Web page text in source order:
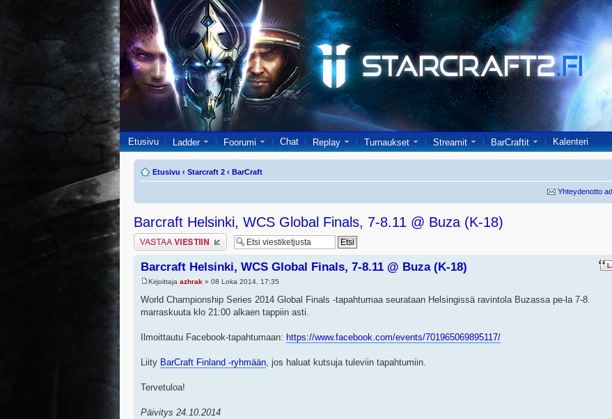
Etusivu Ladder Foorumi Chat Replay Turnaukset Streamit BarCraftit Kalenteri
Etusivu ‹ Starcraft 2 ‹ BarCraft
Yhteydenotto
Barcraft Helsinki, WCS Global Finals, 7-8.11 @ Buza (K-18)
Lähetä vastaus
Barcraft Helsinki, WCS Global Finals, 7-8.11 @ Buza (K-18)
Kirjoittaja azhrak » 08 Loka 2014, 17:35
World Championship Series 2014 Global Finals -tapahtumaa seurataan Helsingissä ravintola Buzassa pe-la 7-8.
marraskuuta klo 21:00 alkaen tappiin asti.
Ilmoittautu Facebook-tapahtumaan: https://www.facebook.com/events/701965069895117/
Liity BarCraft Finland -ryhmään, jos haluat kutsuja tuleviin tapahtumiin.
Tervetuloa!
Päivitys 24.10.2014